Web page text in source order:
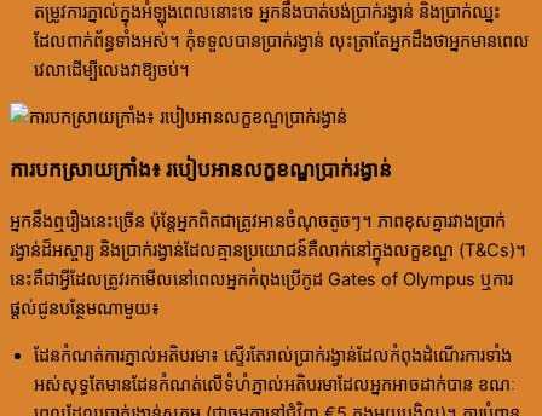
តម្រូវការភ្នាល់ក្នុងអំឡុងពេលនោះទេ អ្នកនឹងបាត់បង់ប្រាក់រង្វាន់ និងប្រាក់ឈ្នះ
ដែលពាក់ព័ន្ធទាំងអស់។ កុំទទួលបានប្រាក់រង្វាន់ លុះត្រាតែអ្នកដឹងថាអ្នកមានពេល
វេលាដើម្បីលេងវាឱ្យចប់។
ការបកស្រាយក្រាំង៖ របៀបអានលក្ខខណ្ឌប្រាក់រង្វាន់
អ្នកនឹងឮរឿងនេះច្រើន ប៉ុន្តែអ្នកពិតជាត្រូវអានចំណុចតូចៗ។ ភាពខុសគ្នារវាងប្រាក់
រង្វាន់ដ៏អស្ចារ្យ និងប្រាក់រង្វាន់ដែលគ្មានប្រយោជន៍គឺលាក់នៅក្នុងលក្ខខណ្ឌ (T&Cs)។
នេះគឺជាអ្វីដែលត្រូវរកមើលនៅពេលអ្នកកំពុងប្រើកូដ Gates of Olympus ឬការ
ផ្តល់ជូនបន្ថែមណាមួយ៖
ដែនកំណត់ការភ្នាល់អតិបរមា៖ ស្ទើរតែរាល់ប្រាក់រង្វាន់ដែលកំពុងដំណើរការទាំង
អស់សុទ្ធតែមានដែនកំណត់លើទំហំភ្នាល់អតិបរមាដែលអ្នកអាចដាក់បាន ខណៈ